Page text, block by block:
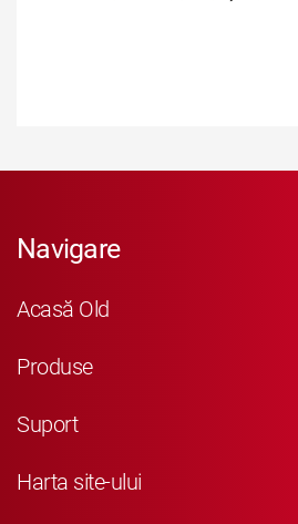
Navigare
Acasă Old
Produse
Suport
Harta site-ului